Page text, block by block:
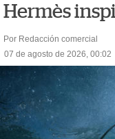
Hermès
Por Redacción comercial
07 de agosto de 2026, 00:02